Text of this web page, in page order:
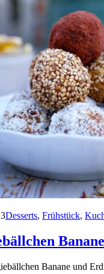
Desserts, Frühstück,
Banane und